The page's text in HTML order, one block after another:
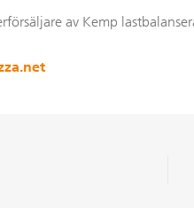
av Kemp